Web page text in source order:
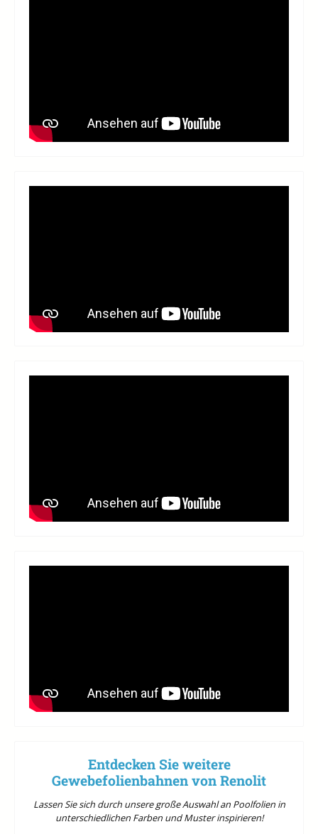
Entdecken Sie weitere
Gewebefolienbahnen von Renolit
Lassen Sie sich durch unsere große Auswahl an Poolfolien in
unterschiedlichen Farben und Muster inspirieren!